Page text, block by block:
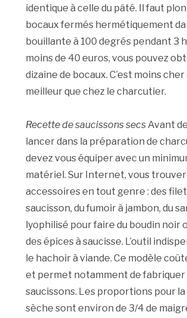
identique à celle du pâté. Il faut
bocaux fermés hermétiquement
bouillante à 100 degrés pendant 3
moins de 40 euros, vous pouvez
dizaine de bocaux. C’est moins
meilleur que chez le charcutier.
Recette de saucissons secs Avant
lancer dans la préparation de
devez vous équiper avec un
matériel. Sur Internet, vous
accessoires en tout genre : des
saucisson, du fumoir à jambon, du
lyophilisé pour faire du boudin noir
des épices à saucisse. L’outil
le hachoir à viande. Ce modèle
et permet notamment de fabriquer
saucissons. Les proportions pour la
sèche sont environ de 3/4 de